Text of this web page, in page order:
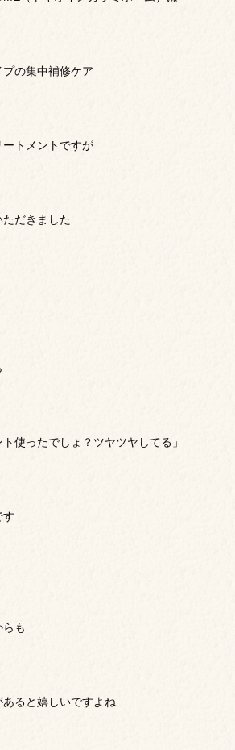
の集中補修ケア
トメントですが
だきました
ト使ったでしょ？ツヤツヤしてる」
す
も
あると嬉しいですよね